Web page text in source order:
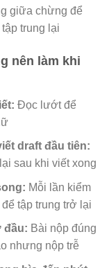
giữa chừng để
trung lại
nên làm khi
Đọc lướt để
draft đầu tiên:
sau khi viết xong
Mỗi lần kiểm
tập trung trở lại
đầu: Bài nộp đúng
nhưng nộp trễ